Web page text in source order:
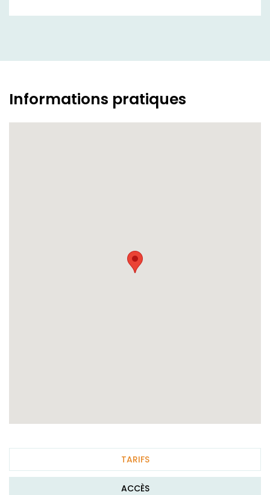
Informations pratiques
TARIFS
ACCÈS